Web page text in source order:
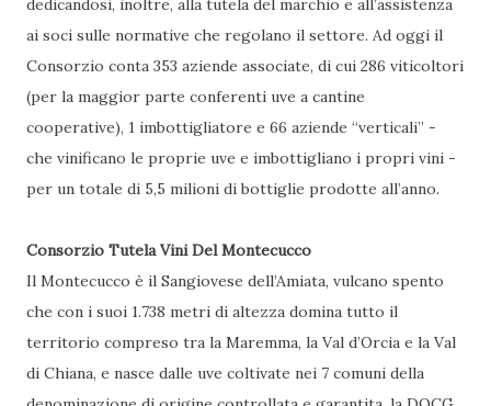
dedicandosi, inoltre, alla tutela del marchio e all’assistenza
ai soci sulle normative che regolano il settore. Ad oggi il
Consorzio conta 353 aziende associate, di cui 286 viticoltori
(per la maggior parte conferenti uve a cantine
cooperative), 1 imbottigliatore e 66 aziende “verticali” -
che vinificano le proprie uve e imbottigliano i propri vini -
per un totale di 5,5 milioni di bottiglie prodotte all’anno.
Consorzio Tutela Vini Del Montecucco
Il Montecucco è il Sangiovese dell’Amiata, vulcano spento
che con i suoi 1.738 metri di altezza domina tutto il
territorio compreso tra la Maremma, la Val d’Orcia e la Val
di Chiana, e nasce dalle uve coltivate nei 7 comuni della